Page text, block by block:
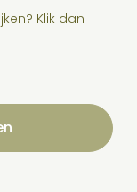
Klik dan